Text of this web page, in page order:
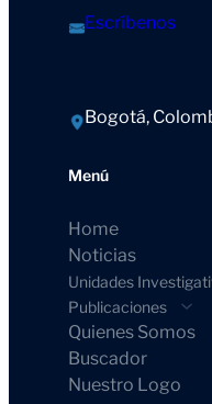
Escríbenos
Bogotá,
Menú
Home
Noticias
Unidades
Publicaciones
Quienes Somos
Buscador
Nuestro Logo